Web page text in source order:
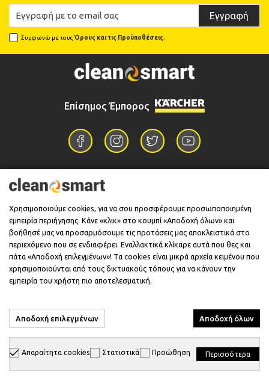
Εγγραφή
Συμφωνώ με τουςΌρους και τις Προϋποθέσεις.
Επίσημος Έμπορος
Επικοινωνία
Πληροφορίες
Υποστήριξη
© 2026 CleanSmart - Kärcher Reseller & Service Provider.
Χρησιμοποιούμε cookies, για να σου προσφέρουμε προσωποποιημένη
εμπειρία περιήγησης. Κάνε «κλικ» στο κουμπί «Αποδοχή όλων» και
βοήθησέ μας να προσαρμόσουμε τις προτάσεις μας αποκλειστικά στο
περιεχόμενο που σε ενδιαφέρει. Εναλλακτικά κλίκαρε αυτά που θες και
πάτα «Αποδοχή επιλεγμένων»! Τα cookies είναι μικρά αρχεία κειμένου που
χρησιμοποιούνται από τους δικτυακούς τόπους για να κάνουν την
εμπειρία του χρήστη πιο αποτελεσματική.
Αποδοχή επιλεγμένων Αποδοχή όλων
Απαραίτητα cookies Στατιστικά Προώθηση Περισσότερα